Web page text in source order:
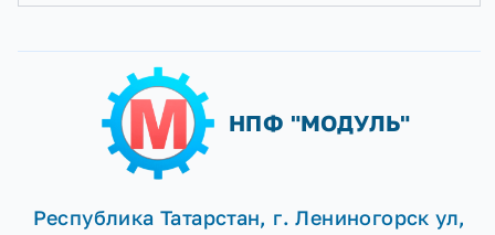
НПФ "МОДУЛЬ"
Республика Татарстан, г. Лениногорск ул,